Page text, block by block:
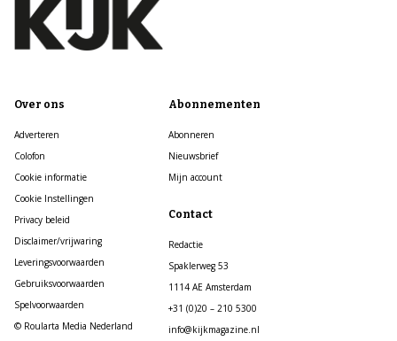
Over ons
Adverteren
Colofon
Cookie informatie
Cookie Instellingen
Privacy beleid
Disclaimer/vrijwaring
Leveringsvoorwaarden
Gebruiksvoorwaarden
Spelvoorwaarden
© Roularta Media Nederland
Abonnementen
Abonneren
Nieuwsbrief
Mijn account
Contact
Redactie
Spaklerweg 53
1114 AE Amsterdam
+31 (0)20 – 210 5300
info@kijkmagazine.nl